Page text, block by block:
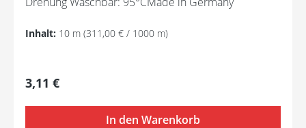
Inhalt: 10 m (311,00 € / 1000 m)
Regulärer Preis:
3,11 €
In den Warenkorb